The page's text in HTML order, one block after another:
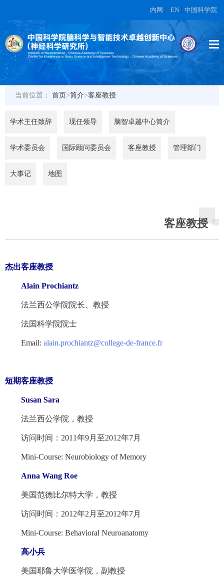
内网 EN 中国科学院
当前位置： 首页>简介>客座教授
学术主任致辞 现任领导 脑智卓越中心简介
学术委员会 国际顾问委员会 客座教授 管理部门
大事记 地图
客座教授
杰出客座教授
Alain Prochiantz
法兰西公学院院长、教授
法国科学院院士
Email: alain.prochiantz@college-de-france.fr
短期客座教授
Susan Sara
法兰西公学院，教授
访问时间：2011年9月至2012年7月
Mini-Course: Neurobiology of Memory
Anna Wang Roe
美国范德比尔特大学，教授
访问时间：2012年2月至2012年7月
Mini-Course: Behavioral Neuroanatomy
高小兵
美国耶鲁大学医学院，副教授